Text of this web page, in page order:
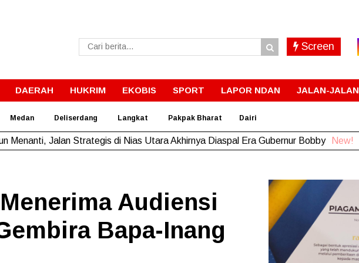
Screen
DAERAH HUKRIM EKOBIS SPORT LAPOR NDAN JALAN-JALAN
Medan Deliserdang Langkat Pakpak Bharat Dairi
Menanti, Jalan Strategis di Nias Utara Akhirnya Diaspal Era Gubernur Bobby New!
Audiensi
Bapa-Inang